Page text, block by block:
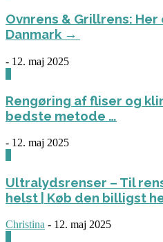
Ovnrens & Grillrens:
Danmark →
- 12. maj 2025
Rengøring af fliser og
bedste metode …
- 12. maj 2025
Ultralydsrenser – Til
helst | Køb den billigst
Christina - 12. maj 2025